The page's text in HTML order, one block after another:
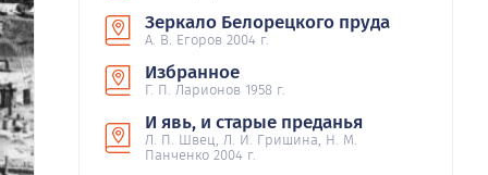
Зеркало Белорецкого пруда
А. В. Егоров 2004 г.
Избранное
Г. П. Ларионов 1958 г.
И явь, и старые преданья
Л. П. Швец, Л. И. Гришина, Н. М.
Панченко 2004 г.